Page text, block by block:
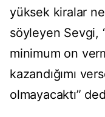
yüksek kiralar
söyleyen Sevgi,
minimum on
kazandığımı
olmayacaktı”